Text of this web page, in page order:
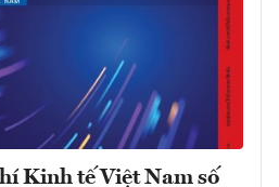
Kinh tế Việt Nam số